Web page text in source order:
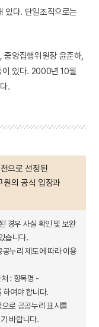
있다. 단일조직으로는
중앙집행위원장 윤준하,
이 있다. 2000년 10월
.
으로 선정된
원의 공식 입장과
경우 사실 확인 및 보완
습니다.
누리 제도에 따라 이용
: 항목명 -
하여야 합니다.
로 공공누리 표시를
바랍니다.